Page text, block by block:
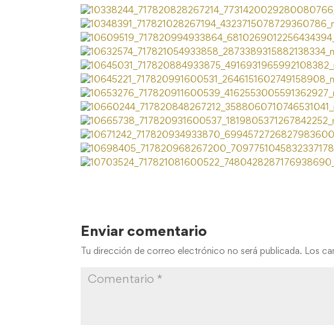
Enviar comentario
Tu dirección de correo electrónico no será publicada. Los